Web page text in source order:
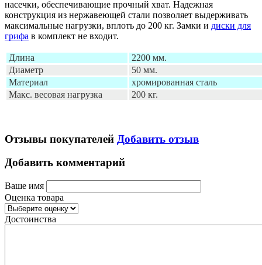
насечки, обеспечивающие прочный хват. Надежная
конструкция из нержавеющей стали позволяет выдерживать
максимальные нагрузки, вплоть до 200 кг. Замки и диски для
грифа в комплект не входит.
Длина
2200 мм.
Диаметр
50 мм.
Материал
хромированная сталь
Макс. весовая нагрузка
200 кг.
Отзывы покупателей Добавить отзыв
Добавить комментарий
Ваше имя
Оценка товара
Достоинства